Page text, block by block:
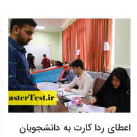
اعطای ردا کارت به دانشجویان